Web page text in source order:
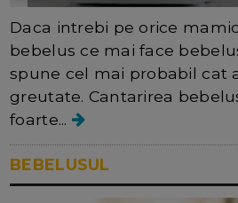
Daca intrebi pe orice
bebelus ce mai face
spune cel mai probabil cat
greutate. Cantarirea
foarte...
BEBELUSUL